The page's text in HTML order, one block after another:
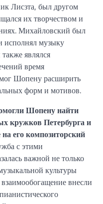
Лисзта, был другом
их творчеством и
Михайловский был
исполнял музыку
являлся
время
Шопену расширить
форм и мотивов.
Шопену найти
кружков Петербурга и
его композиторский
с этими
важной не только
культуры
внесли